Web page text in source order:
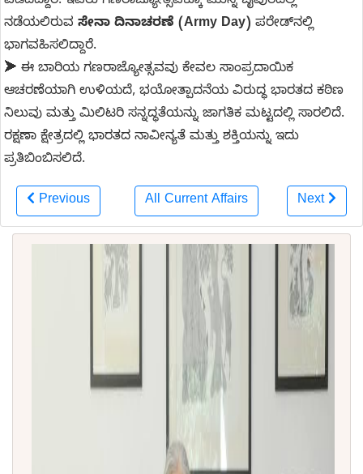
ನಡೆಯಲಿರುವ ಸೇನಾ ದಿನಾಚರಣೆ (Army Day) ಪರೇಡ್‌ನಲ್ಲಿ
ಭಾಗವಹಿಸಲಿದ್ದಾರೆ.
➤ ಈ ಬಾರಿಯ ಗಣರಾಜ್ಯೋತ್ಸವವು ಕೇವಲ ಸಾಂಪ್ರದಾಯಿಕ
ಆಚರಣೆಯಾಗಿ ಉಳಿಯದೆ, ಭಯೋತ್ಪಾದನೆಯ ವಿರುದ್ಧ ಭಾರತದ ಕಠಿಣ
ನಿಲುವು ಮತ್ತು ಮಿಲಿಟರಿ ಸನ್ನದ್ಧತೆಯನ್ನು ಜಾಗತಿಕ ಮಟ್ಟದಲ್ಲಿ ಸಾರಲಿದೆ.
ರಕ್ಷಣಾ ಕ್ಷೇತ್ರದಲ್ಲಿ ಭಾರತದ ನಾವೀನ್ಯತೆ ಮತ್ತು ಶಕ್ತಿಯನ್ನು ಇದು
ಪ್ರತಿಬಿಂಬಿಸಲಿದೆ.
Previous All Current Affairs Next